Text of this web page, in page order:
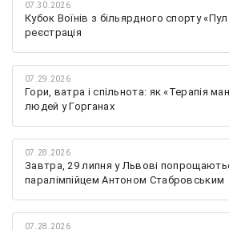
07.30.2026
Кубок Воїнів з більярдного спорту
реєстрація
07.29.2026
Гори, ватра і спільнота: як «Терапія
людей у Горганах
07.28.2026
Завтра, 29 липня у Львові
паралімпійцем Антоном Стабровським
07.28.2026